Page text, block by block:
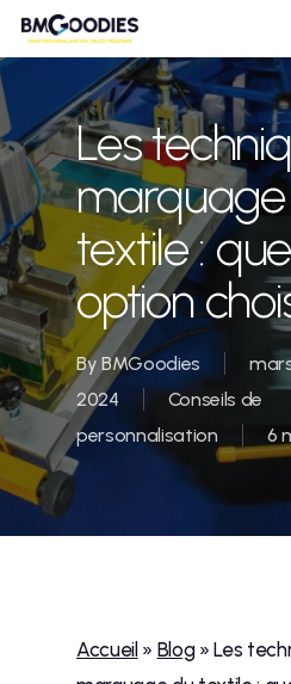
Skip
to
main
content Les
textile :
option
By BMGoodies
2024
Conseils de
personnalisation
6
Accueil » Blog»Les